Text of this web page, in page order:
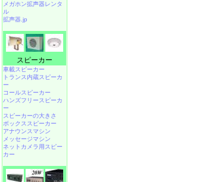
メガホン拡声器レンタ
ル
拡声器.jp
スピーカー
車載スピーカー
トランス内蔵スピーカ
ー
コールスピーカー
ハンズフリースピーカ
ー
スピーカーの大きさ
ボックススピーカー
アナウンスマシン
メッセージマシン
ネットカメラ用スピー
カー